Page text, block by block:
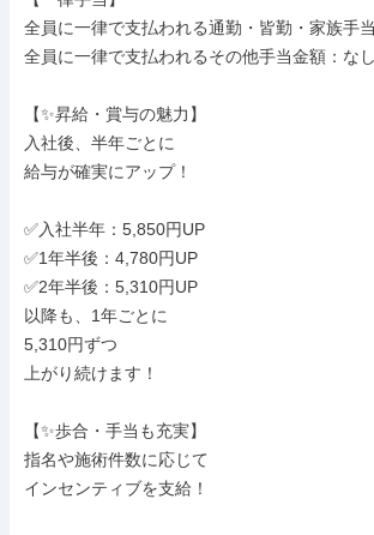
全員に一律で支払われる通勤・皆勤・家族手
全員に一律で支払われるその他手当金額：なし
【✨昇給・賞与の魅力】
入社後、半年ごとに
給与が確実にアップ！
✅入社半年：5,850円UP
✅1年半後：4,780円UP
✅2年半後：5,310円UP
以降も、1年ごとに
5,310円ずつ
上がり続けます！
【✨歩合・手当も充実】
指名や施術件数に応じて
インセンティブを支給！